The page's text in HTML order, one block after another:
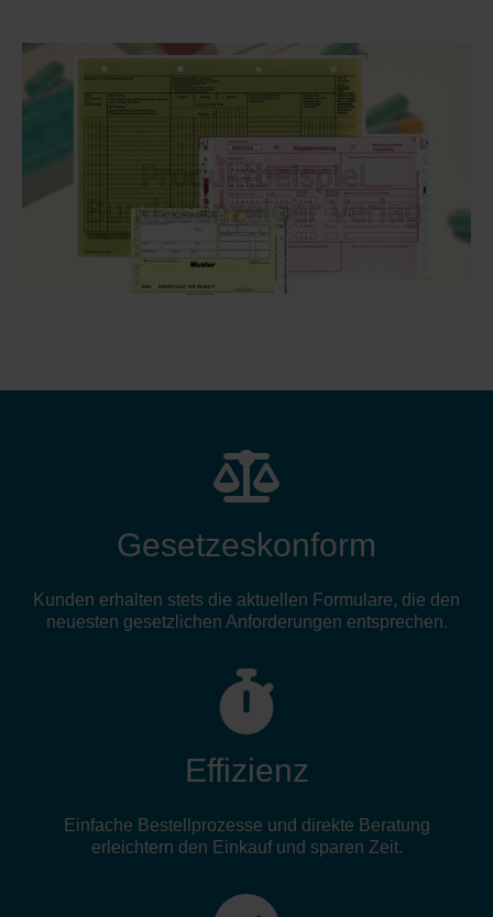
Gesetzeskonform
Kunden erhalten stets die aktuellen Formulare, die den
neuesten gesetzlichen Anforderungen entsprechen.
Effizienz
Einfache Bestellprozesse und direkte Beratung
erleichtern den Einkauf und sparen Zeit.